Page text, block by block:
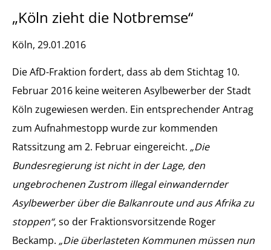
„Köln zieht die Notbremse“
Köln, 29.01.2016
Die AfD-Fraktion fordert, dass ab dem Stichtag 10.
Februar 2016 keine weiteren Asylbewerber der Stadt
Köln zugewiesen werden. Ein entsprechender Antrag
zum Aufnahmestopp wurde zur kommenden
Ratssitzung am 2. Februar eingereicht. „Die
Bundesregierung ist nicht in der Lage, den
ungebrochenen Zustrom illegal einwandernder
Asylbewerber über die Balkanroute und aus Afrika zu
stoppen“, so der Fraktionsvorsitzende Roger
Beckamp. „Die überlasteten Kommunen müssen nun